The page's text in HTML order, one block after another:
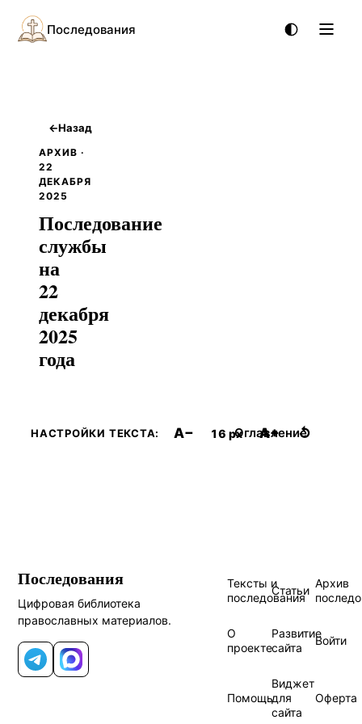
Последования
←Назад
АРХИВ ·
22
ДЕКАБРЯ
2025
Последование
службы
на
22
декабря
2025
года
НАСТРОЙКИ ТЕКСТА: A− 16 px A+ ↺
Оглавление
Последования
Цифровая библиотека
православных материалов.
Telegram
MAX
Тексты и
последования
Статьи
Архив
О
проекте
Развитие
сайта
Войти
Помощь
Виджет
для
сайта
Оферта